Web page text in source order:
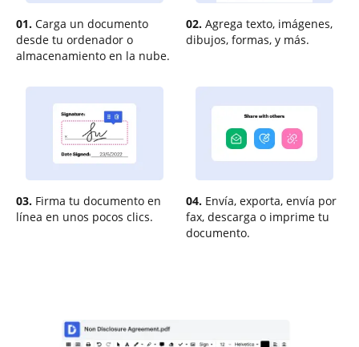
01. Carga un documento
desde tu ordenador o
almacenamiento en la nube.
02. Agrega texto, imágenes,
dibujos, formas, y más.
03. Firma tu documento en
línea en unos pocos clics.
04. Envía, exporta, envía por
fax, descarga o imprime tu
documento.